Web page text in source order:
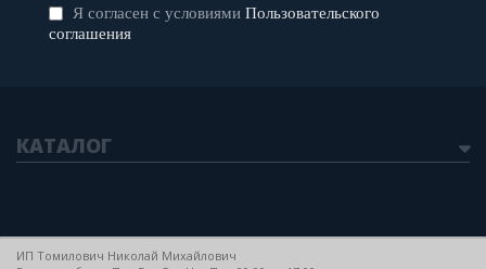
Я согласен с условиями Пользовательского
соглашения
КАТАЛОГ
ИП Томилович Николай Михайлович